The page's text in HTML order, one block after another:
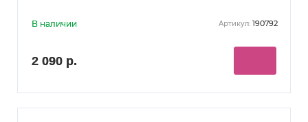
В наличии Артикул: 190792
2 090 р.